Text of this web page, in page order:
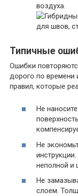
воздуха.
Типичные
Ошибки
дорого по времени
правил, которые
Не
Не
неполной и
Не
слоем.